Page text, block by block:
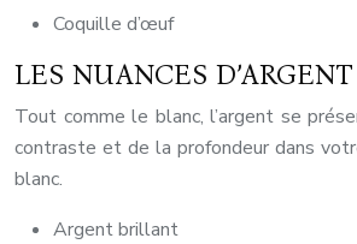
Coquille d’œuf
LES NUANCES
Tout comme le blanc, l’argent se
contraste et de la profondeur dans
blanc.
Argent brillant